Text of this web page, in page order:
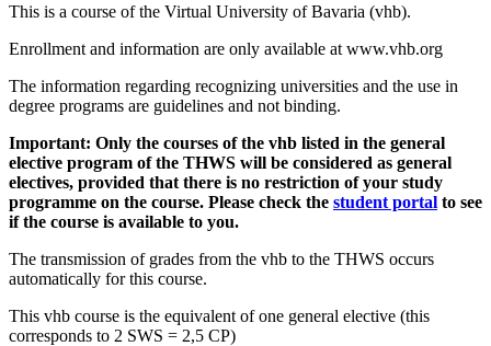
This is a course of the Virtual University of Bavaria (vhb).
Enrollment and information are only available at www.vhb.org
The information regarding recognizing universities and the use in
degree programs are guidelines and not binding.
Important: Only the courses of the vhb listed in the general
elective program of the THWS will be considered as general
electives, provided that there is no restriction of your study
programme on the course. Please check the student portal to see
if the course is available to you.
The transmission of grades from the vhb to the THWS occurs
automatically for this course.
This vhb course is the equivalent of one general elective (this
corresponds to 2 SWS = 2,5 CP)